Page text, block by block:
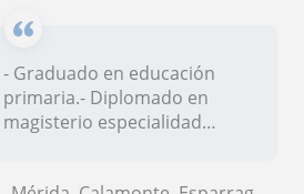
- Graduado en educación
primaria.- Diplomado en
magisterio especialidad